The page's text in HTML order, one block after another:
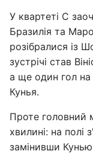
У квартеті С
Бразилія та
розібралися із
зустрічі став
а ще один гол на
Кунья.
Проте головний
хвилині: на
замінивши